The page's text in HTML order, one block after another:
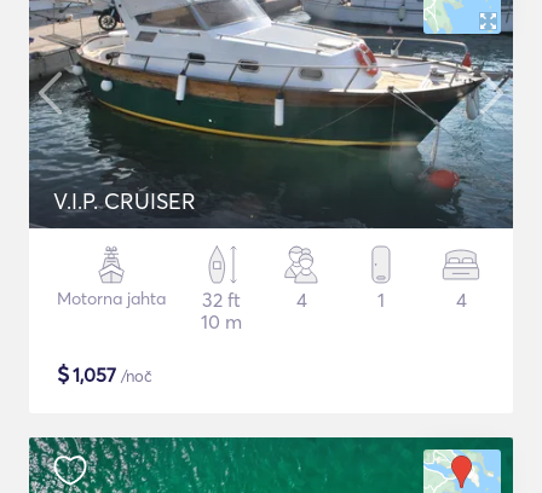
V.I.P. CRUISER
Motorna jahta
32 ft
10 m
4 1 4
$1,057 /noč